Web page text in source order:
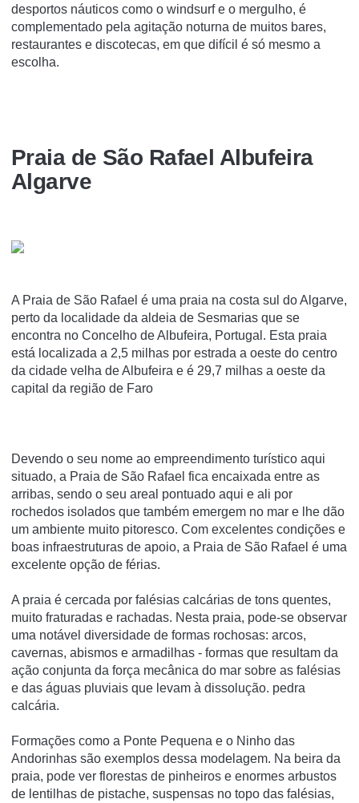
desportos náuticos como o windsurf e o mergulho, é
complementado pela agitação noturna de muitos bares,
restaurantes e discotecas, em que difícil é só mesmo a
escolha.
Praia de São Rafael Albufeira
Algarve
A Praia de São Rafael é uma praia na costa sul do Algarve,
perto da localidade da aldeia de Sesmarias que se
encontra no Concelho de Albufeira, Portugal. Esta praia
está localizada a 2,5 milhas por estrada a oeste do centro
da cidade velha de Albufeira e é 29,7 milhas a oeste da
capital da região de Faro
Devendo o seu nome ao empreendimento turístico aqui
situado, a Praia de São Rafael fica encaixada entre as
arribas, sendo o seu areal pontuado aqui e ali por
rochedos isolados que também emergem no mar e lhe dão
um ambiente muito pitoresco. Com excelentes condições e
boas infraestruturas de apoio, a Praia de São Rafael é uma
excelente opção de férias.
A praia é cercada por falésias calcárias de tons quentes,
muito fraturadas e rachadas. Nesta praia, pode-se observar
uma notável diversidade de formas rochosas: arcos,
cavernas, abismos e armadilhas - formas que resultam da
ação conjunta da força mecânica do mar sobre as falésias
e das águas pluviais que levam à dissolução. pedra
calcária.
Formações como a Ponte Pequena e o Ninho das
Andorinhas são exemplos dessa modelagem. Na beira da
praia, pode ver florestas de pinheiros e enormes arbustos
de lentilhas de pistache, suspensas no topo das falésias,